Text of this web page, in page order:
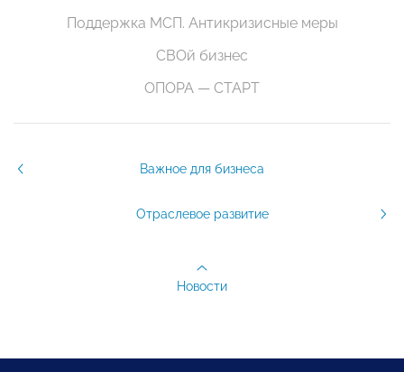
Поддержка МСП. Антикризисные меры
СВОй бизнес
ОПОРА — СТАРТ
Важное для бизнеса
Отраслевое развитие
Новости